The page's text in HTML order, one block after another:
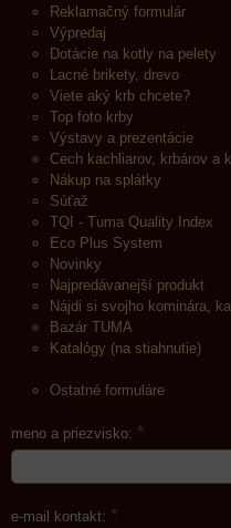
Reklamačný formulár
Výpredaj
Dotácie na kotly na pelety
Lacné brikety, drevo
Viete aký krb chcete?
Top foto krby
Výstavy a prezentácie
Cech kachliarov, krbárov a
Nákup na splátky
Súťaž
TQI - Tuma Quality Index
Eco Plus System
Novinky
Najpredávanejší produkt
Nájdi si svojho kominára,
Bazár TUMA
Katalógy (na stiahnutie)
Ostatné formuláre
meno a priezvisko: *
e-mail kontakt: *